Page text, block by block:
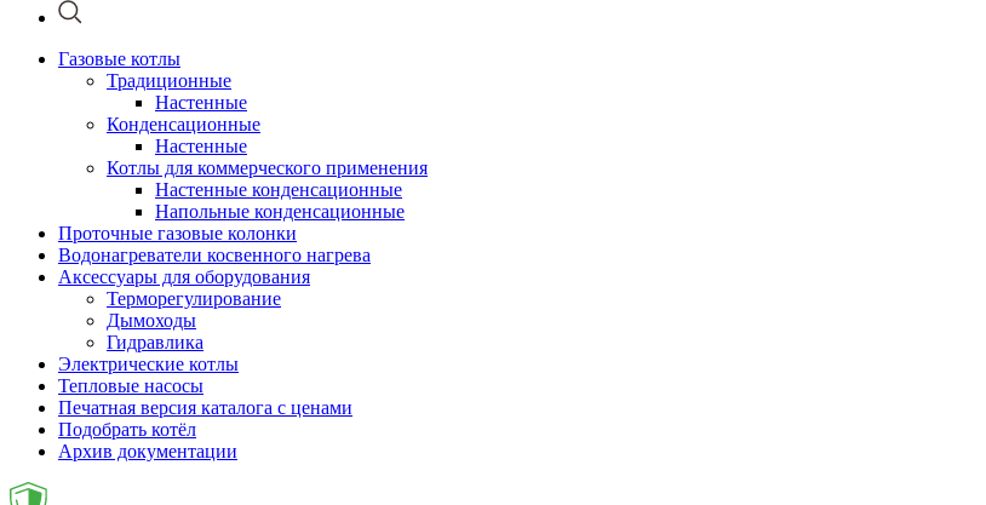
Газовые котлы
Традиционные
Настенные
Конденсационные
Настенные
Котлы для коммерческого применения
Настенные конденсационные
Напольные конденсационные
Проточные газовые колонки
Водонагреватели косвенного нагрева
Аксессуары для оборудования
Терморегулирование
Дымоходы
Гидравлика
Электрические котлы
Тепловые насосы
Печатная версия каталога с ценами
Подобрать котёл
Архив документации